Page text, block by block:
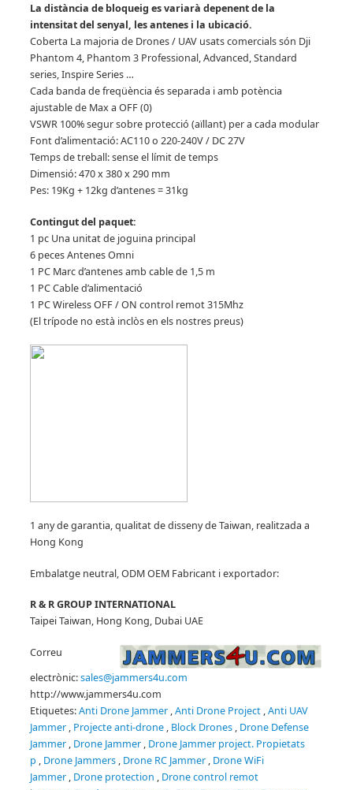
La distància de bloqueig es variarà depenent de la
intensitat del senyal, les antenes i la ubicació.
Coberta La majoria de Drones / UAV usats comercials són Dji
Phantom 4, Phantom 3 Professional, Advanced, Standard
series, Inspire Series …
Cada banda de freqüència és separada i amb potència
ajustable de Max a OFF (0)
VSWR 100% segur sobre protecció (aïllant) per a cada modular
Font d’alimentació: AC110 o 220-240V / DC 27V
Temps de treball: sense el límit de temps
Dimensió: 470 x 380 x 290 mm
Pes: 19Kg + 12kg d’antenes = 31kg
Contingut del paquet:
1 pc Una unitat de joguina principal
6 peces Antenes Omni
1 PC Marc d’antenes amb cable de 1,5 m
1 PC Cable d’alimentació
1 PC Wireless OFF / ON control remot 315Mhz
(El trípode no està inclòs en els nostres preus)
1 any de garantia, qualitat de disseny de Taiwan, realitzada a
Hong Kong
Embalatge neutral, ODM OEM Fabricant i exportador:
R & R GROUP INTERNATIONAL
Taipei Taiwan, Hong Kong, Dubai UAE
Correu
electrònic:sales@jammers4u.com
http://www.jammers4u.com
Etiquetes:Anti Drone Jammer,Anti Drone Project,Anti UAV
Jammer, Projecte anti-drone, Block Drones, Drone Defense
Jammer, Drone Jammer, Drone Jammer project. Propietats
p , Drone Jammers, Drone RC Jammer, Drone WiFi
Jammer, Drone protection , Drone control remot